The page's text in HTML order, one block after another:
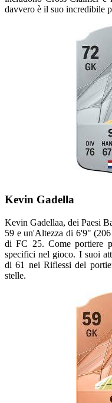
davvero è il suo incredibile
Kevin Gadella
Kevin Gadellaa, dei Paesi
59 e un'Altezza di 6'9"
di FC 25. Come portiere
specifici nel gioco. I suoi
di 61 nei Riflessi del
stelle.